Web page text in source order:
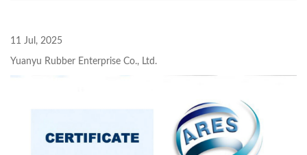
11 Jul, 2025
Yuanyu Rubber Enterprise Co., Ltd.